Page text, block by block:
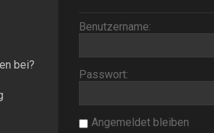
bei?
Benutzername:
Passwort:
Angemeldet bleiben